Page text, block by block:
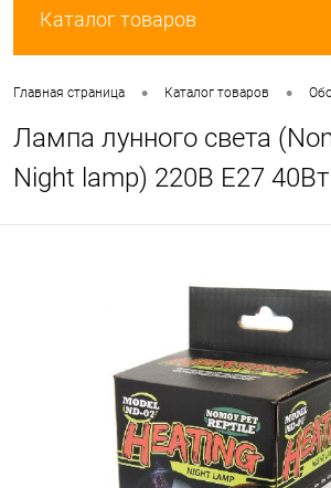
Каталог товаров
Главная страница • Каталог товаров •
Лампа лунного света
Night lamp) 220В E27 40Вт